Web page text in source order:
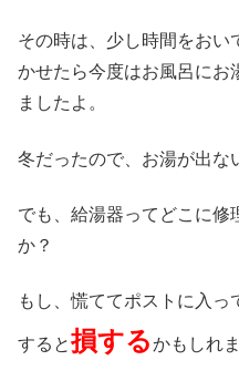
その時は、少し時間をおい
かせたら今度はお風呂にお
ましたよ。
冬だったので、お湯が出な
でも、給湯器ってどこに修
か？
もし、慌ててポストに入
すると損するかもしれ